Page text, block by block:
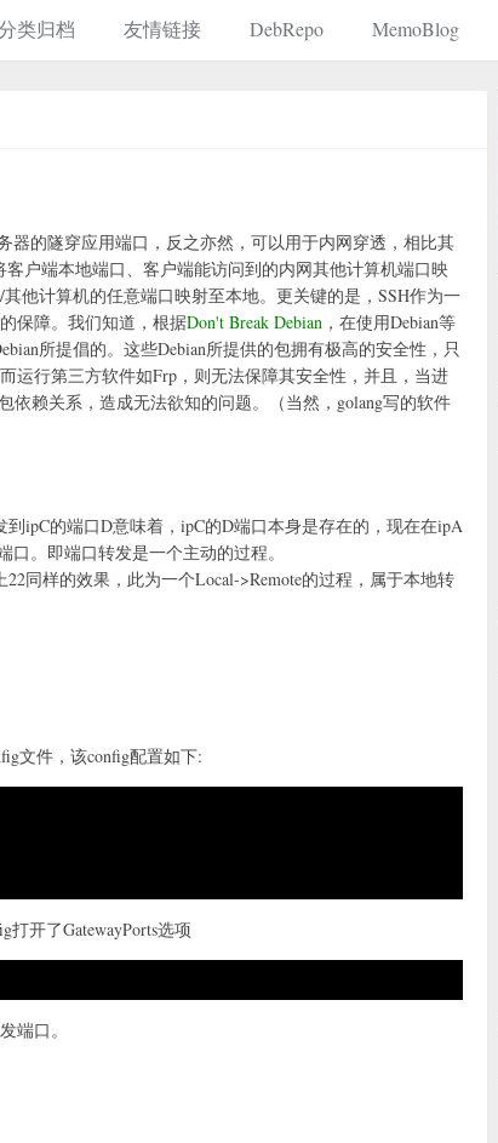
类归档 友情链接 DebRepo MemoBlog
器的隧穿应用端口，反之亦然，可以用于内网穿透，相比其
户端本地端口、客户端能访问到的内网其他计算机端口映
他计算机的任意端口映射至本地。更关键的是，SSH作为一
保障。我们知道，根据Don't Break Debian ，在使用Debian等
所提倡的。这些Debian所提供的包拥有极高的安全性，只
运行第三方软件如Frp，则无法保障其安全性，并且，当进
依赖关系，造成无法欲知的问题。（当然，golang写的软件
ipC的端口D意味着，ipC的D端口本身是存在的，现在在ipA
。即端口转发是一个主动的过程。
同样的效果，此为一个Local->Remote的过程，属于本地转
文件，该config配置如下:
打开了GatewayPorts选项
端口。